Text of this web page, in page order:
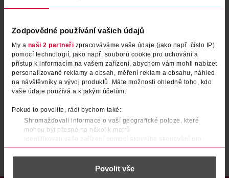
Zodpovědné používání vašich údajů
My a naši 2 partneři zpracováváme vaše údaje (jako např. číslo IP)
pomocí technologií, jako např. souborů cookie pro uchování a
přístup k informacím na vašem zařízení, abychom vám mohli nabízet
personalizované reklamy a obsah, měření reklam a obsahu, náhled
na návštěvníky a vývoj produktů. Máte možnosti ohledně toho, kdo
vaše údaje používá a k jakým účelům.
Pokud to povolíte, rádi bychom také:
Shromažďovali informace o vaší geografické poloze, které
mohou být přesné na několik metrů
Identifikovali vaše zařízení pomocí aktivního skenování pro
konkrétní charakteristiky (otisk prstu)
Zjistěte více o tom, jak zpracováváme vaše osobní údaje, a nastavte
části s podrobnostmi . Svůj souhlas můžete kdykoliv
Povolit vše
Po registraci se stáváte členem ROSSMANN CLUBu a můžete čerpat výhody naplno. Zjistit více